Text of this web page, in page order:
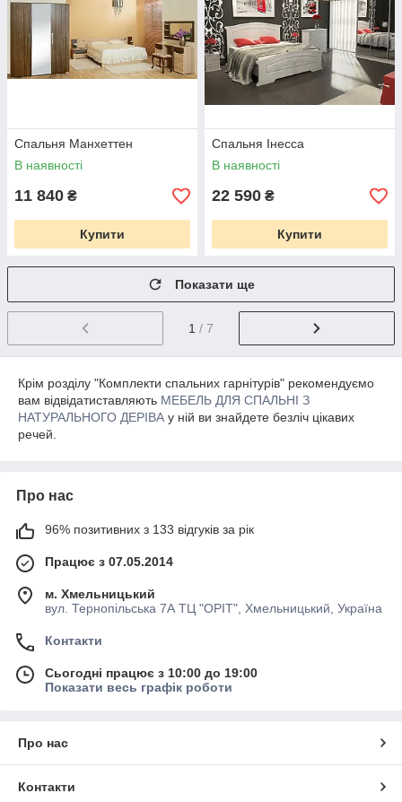
Спальня Манхеттен
В наявності
11 840 ₴
Купити
Спальня Інесса
В наявності
22 590 ₴
Купити
Показати ще
1 / 7
Крім розділу "Комплекти спальних гарнітурів" рекомендуємо
вам відвідатиставляють МЕБЕЛЬ ДЛЯ СПАЛЬНІ З
НАТУРАЛЬНОГО ДЕРІВА у ній ви знайдете безліч цікавих
речей.
Про нас
96% позитивних з 133 відгуків за рік
Працює з 07.05.2014
м. Хмельницький
вул. Тернопільська 7А ТЦ "ОРІТ", Хмельницький, Україна
Контакти
Сьогодні працює з 10:00 до 19:00
Показати весь графік роботи
Про нас
Контакти